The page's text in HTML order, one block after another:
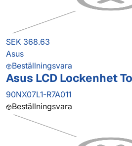
SEK 368.63
Asus
Beställningsvara
Asus LCD Lockenhet
90NX07L1-R7A011
Beställningsvara